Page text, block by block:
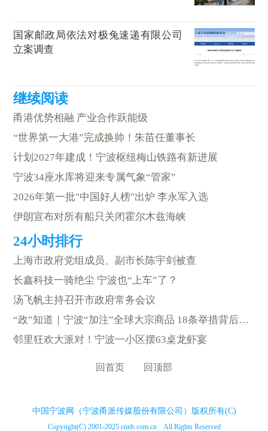
国家邮政局依法对极兔速递有限公司
立案调查
甬港优势相融 产业合作跃能级
“世界第一大港”完成换帅！朱苗任董事长
计划2027年建成！宁波枢纽梅山铁路有新进展
宁波34座水库将迎来专属气象“管家”
2026年第一批"中国好人榜"出炉 李永军入选
伊朗宣布对所有船只关闭霍尔木兹海峡
上海市政府党组成员、副市长陈宇剑被查
长鑫科技一骑绝尘 宁波也“上车”了？
汤飞帆主持召开市政府常务会议
“政”知道｜宁波“加注”全球大宗商品 18条举措背后的雄心
邻里狂欢大派对！宁波一小区摆63桌龙虾宴
回首页 回顶部
中国宁波网（宁波甬派传媒股份有限公司）版权所有(C)
Copyright(C) 2001-2025 cnnb.com.cn All Rights Reserved